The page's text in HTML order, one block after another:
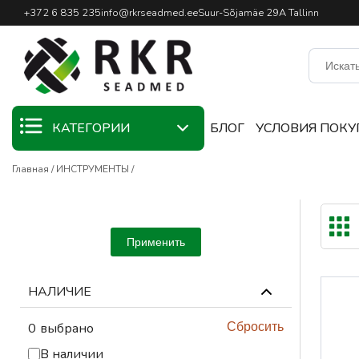
Профессиональный
+372 6 835 235info@rkrseadmed.eeSuur-Sõjamäe 29A Tallinn
КАТЕГОРИИ
KAMPAANIA
МАТЕРИАЛЫ
СВАРОЧНЫЕ
СВАРОЧНОЕ
ОБОРУДОВАНИЕ
СВАРОЧНЫЕ
БЛОГ УСЛОВИЯ
Главная ИНСТРУМЕНТЫ
Применить
НАЛИЧИЕ
0 выбрано Сбросить
В наличии